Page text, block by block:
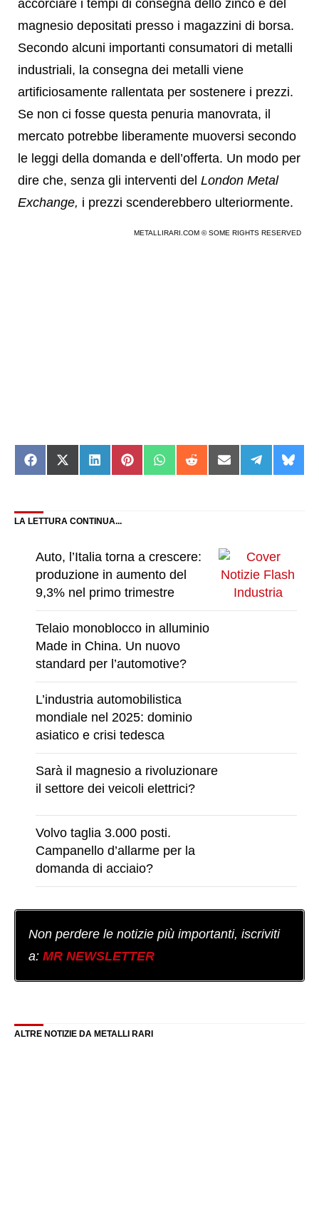
accorciare i tempi di consegna dello zinco e del
magnesio depositati presso i magazzini di borsa.
Secondo alcuni importanti consumatori di metalli
industriali, la consegna dei metalli viene
artificiosamente rallentata per sostenere i prezzi.
Se non ci fosse questa penuria manovrata, il
mercato potrebbe liberamente muoversi secondo
le leggi della domanda e dell’offerta. Un modo per
dire che, senza gli interventi del London Metal
Exchange, i prezzi scenderebbero ulteriormente.
METALLIRARI.COM © SOME RIGHTS RESERVED
Share
on
Share
on
Share
on
Share
on
Share
on
Share
on
Share
on
Share
on
on
LA LETTURA CONTINUA...
Auto, l’Italia torna a crescere:
produzione in aumento del
9,3% nel primo trimestre
Telaio monoblocco in alluminio
Made in China. Un nuovo
standard per l’automotive?
L’industria automobilistica
mondiale nel 2025: dominio
asiatico e crisi tedesca
Sarà il magnesio a rivoluzionare
il settore dei veicoli elettrici?
Volvo taglia 3.000 posti.
Campanello d’allarme per la
domanda di acciaio?
Non perdere le notizie più importanti, iscriviti
a: MR NEWSLETTER
ALTRE NOTIZIE DA METALLI RARI